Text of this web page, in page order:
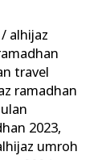
/ alhijaz
travel
ramadhan
2023,
umroh